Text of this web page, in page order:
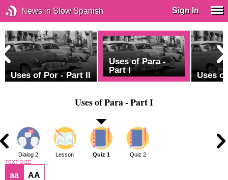
News in Slow Spanish Sign In
Uses of Por - Part II
Uses of Para -
Part I
Uses
Uses of Para - Part I
Dialog 2 Lesson Quiz 1 Quiz 2
TEXT SIZE
aa AA